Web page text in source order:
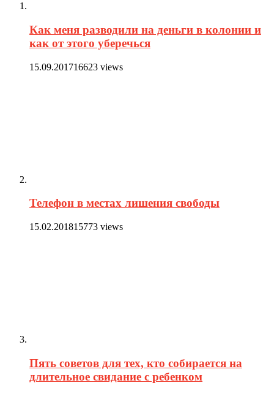
Как меня разводили на деньги в колонии и
как от этого уберечься
15.09.201716623 views
Телефон в местах лишения свободы
15.02.201815773 views
Пять советов для тех, кто собирается на
длительное свидание с ребенком